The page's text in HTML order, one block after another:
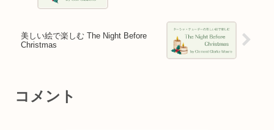
美しい絵で楽しむ The Night Before
Christmas
コメント